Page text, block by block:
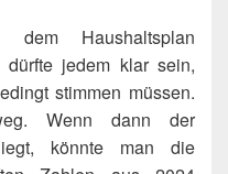
dem Haushaltsplan
dürfte jedem klar sein,
stimmen müssen.
Wenn dann der
könnte man die